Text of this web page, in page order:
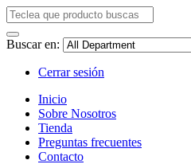
Buscar en:
Cerrar sesión
Inicio
Sobre Nosotros
Tienda
Preguntas frecuentes
Contacto